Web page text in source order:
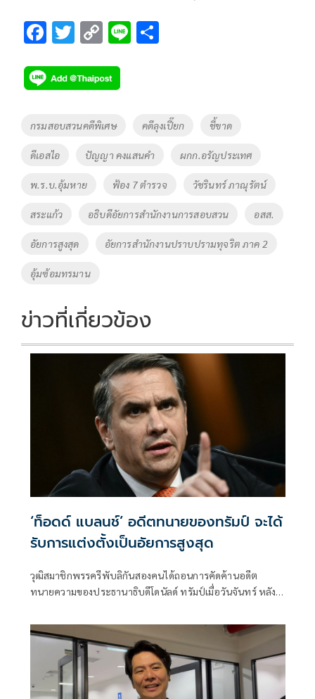
F
e
b
o
o
k
T
tt
er
C
p
y
Li
k
Li
Tags
กรมสอบสวนคดีพิเศษ คดีลุงเปี๊ยก ชี้ขาด
ดีเอสไอ ปัญญา คงแสนคำ ผกก.อรัญประเทศ
พ.ร.บ.อุ้มหาย ฟ้อง 7 ตำรวจ วัชรินทร์ ภาณุรัตน์
สระแก้ว อธิบดีอัยการสำนักงานการสอบสวน อสส.
อัยการสูงสุด อัยการสํานักงานปราบปรามทุจริต ภาค 2
อุ้มซ้อมทรมาน
ข่าวที่เกี่ยวข้อง
‘ท็อดด์ แบลนช์’ อดีตทนายของทรัมป์ จะได้
รับการแต่งตั้งเป็นอัยการสูงสุด
วุฒิสมาชิกพรรครีพับลิกันสองคนได้ถอนการคัดค้านอดีต
ทนายความของประธานาธิบดีโดนัลด์ ทรัมป์เมื่อวันจันทร์ หลัง
เถียง คณะกรรมการตุลาการวุฒิสภามีกำหนดลงคะแนนเสียง
เกี่ยวกับแบลนช์ในวันอังคารนี้ ตามด้วยการลงคะแนนเสียงโดย
วุฒิสภาทั้งหมดภายในสัปดาห์นี้